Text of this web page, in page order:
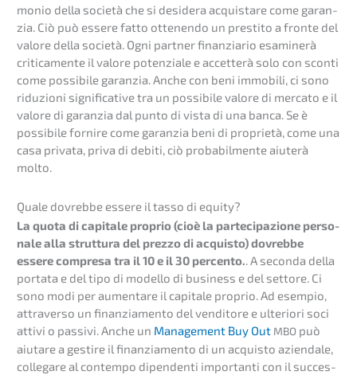
mo­nio della socie­tà che si deside­ra acquis­ta­re come garan­
zia. Ciò può essere fatto otten­en­do un presti­to a fronte del
valore della socie­tà. Ogni partner finan­zia­rio esami­nerà
criti­ca­men­te il valore poten­zia­le e accet­terà solo con sconti
come possi­bi­le garan­zia. Anche con beni immobi­li, ci sono
riduzi­o­ni signi­fi­ca­ti­ve tra un possi­bi­le valore di merca­to e il
valore di garan­zia dal punto di vista di una banca. Se è
possi­bi­le forni­re come garan­zia beni di proprie­tà, come una
casa privata, priva di debiti, ciò proba­bilm­en­te aiuterà
molto.
Quale dovreb­be essere il tasso di equity?
La quota di capita­le proprio (cioè la parte­ci­pa­zio­ne perso­
na­le alla strut­tu­ra del prezzo di acquis­to) dovreb­be
essere compre­sa tra il 10 e il 30 percen­to.. A secon­da della
porta­ta e del tipo di model­lo di business e del setto­re. Ci
sono modi per aumen­ta­re il capita­le proprio. Ad esempio,
attra­ver­so un finan­zia­men­to del vendito­re e ulterio­ri soci
attivi o passi­vi. Anche un Manage­ment Buy Out MBO può
aiuta­re a gesti­re il finan­zia­men­to di un acquis­to aziend­a­le,
colleg­a­re al contem­po dipen­den­ti importan­ti con il succes­